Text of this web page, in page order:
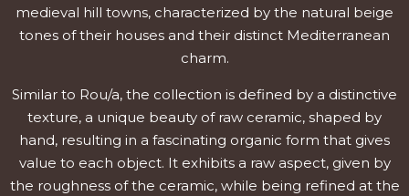
medieval hill towns, characterized by the natural beige
tones of their houses and their distinct Mediterranean
charm.
Similar to Rou/a, the collection is defined by a distinctive
texture, a unique beauty of raw ceramic, shaped by
hand, resulting in a fascinating organic form that gives
value to each object. It exhibits a raw aspect, given by
the roughness of the ceramic, while being refined at the